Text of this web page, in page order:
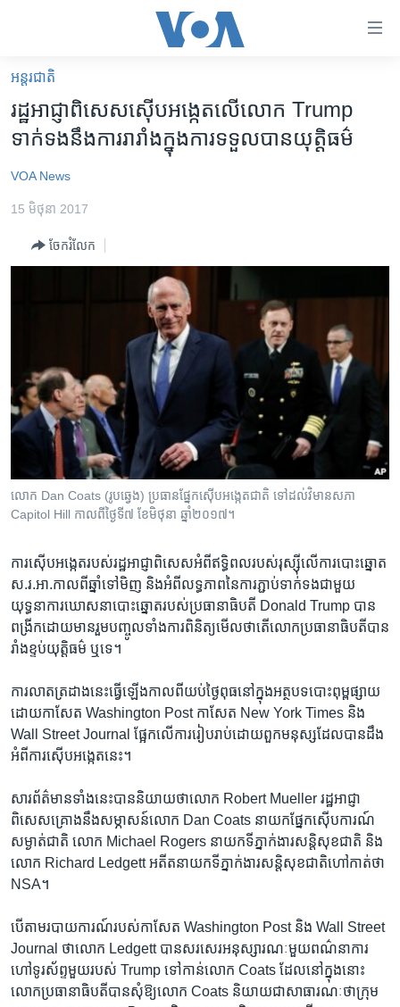
គេហទំព័រ​
ទាក់ទង
រំលង​
និង​
ទំព័រ​
រចនា
សម្ព័ន្ធ​
ទៅ​
អន្តរជាតិ
ហេឡូវីអូអេ
កម្ពុជាច្នៃប្រតិដ្ឋ
កម្មវិធីទាំងអស់
Khmer English
បណ្តាញ​សង្គម
ភាសា
អន្តរជាតិ
រដ្ឋ​អាជ្ញាពិសេស​ស៊ើបអង្កេត​លើ​លោក​ Trump
ទាក់ទង​នឹង​ការ​រារាំង​ក្នុង​ការ​ទទួល​បាន​យុត្តិធម៌
VOA News
15 មិថុនា 2017
ចែករំលែក
លោក Dan Coats (រូប​ឆ្វេង) ប្រធាន​ផ្នែក​ស៊ើបអង្កេត​ជាតិ ទៅ​ដល់​វិមាន​សភា
Capitol Hill កាលពី​ថ្ងៃទី៧ ខែមិថុនា ឆ្នាំ២០១៧។
ការ​ស៊ើបអង្កេត​របស់​រដ្ឋ​អាជ្ញាពិសេស​អំពី​ឥទ្ធិពលរបស់​រុស្ស៊ី​លើ​ការ​បោះឆ្នោត​
ស.រ.អា.​កាល​ពី​ឆ្នាំ​ទៅ​មិញ​ និង​អំពី​លទ្ធភាព​នៃ​ការ​ភ្ជាប់​ទាក់ទង​ជាមួយ
យុទ្ធនាការ​ឃោសនា​បោះឆ្នោត​របស់​ប្រធានាធិបតី​ Donald Trump បាន​
ពង្រីក​ដោយ​មាន​រួម​បញ្ចូល​ទាំង​ការ​ពិនិត្យ​មើល​ថា​តើ​លោក​ប្រធានាធិបតី​បាន​
រាំង​ខ្ទប់​យុត្តិធម៌​ ឬ​ទេ។
ការ​លាត​ត្រដាង​នេះ​ធ្វើ​ឡើង​កាលពី​យប់​ថ្ងៃ​ពុធ​នៅ​ក្នុង​អត្ថបទ​បោះពុម្ព​ផ្សាយ​
ដោយ​កាសែត​ Washington Post កាសែត New York Times និង​
Wall Street Journal ផ្អែក​លើ​ការ​រៀបរាប់​ដោយ​ពួក​មនុស្ស​ដែល​បាន​ដឹង​
អំពី​ការ​ស៊ើបអង្កេត​នេះ។​
សារព័ត៌មាន​ទាំង​នេះ​បាន​និយាយ​ថា​លោក Robert Mueller រដ្ឋ​អាជ្ញា​
ពិសេស​គ្រោង​នឹង​សម្ភាសន៍​លោក Dan Coats នាយកផ្នែក​ស៊ើបការណ៍​
សម្ងាត់​ជាតិ លោក Michael Rogers នាយក​ទីភ្នាក់ងារ​សន្តិសុខ​ជាតិ ​និង​
លោក​ Richard Ledgett អតីត​នាយក​ទីភ្នាក់ងារ​សន្តិសុខ​ជាតិ​ហៅ​កាត់​ថា​
NSA។​
បើ​តាមរបាយ​ការណ៍​របស់​កាសែត​ Washington Post និង​ Wall Street
Journal ថា​លោក Ledgett បាន​សរសេរ​អនុស្សារណៈ​មួយ​ពណ៌នា​ការ​
ហៅ​ទូរស័ព្ទ​មួយ​របស់ Trump ទៅ​កាន់លោក Coats ដែល​នៅ​ក្នុង​នោះ​
លោក​ប្រធានាធិបតី​បាន​សុំ​ឱ្យ​លោក Coats និយាយ​ជា​សាធារណៈ​ថា​ក្រុម​